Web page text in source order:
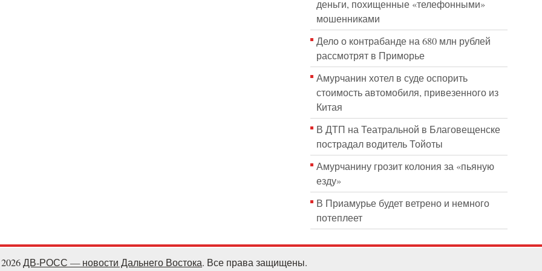
деньги, похищенные «телефонными»
мошенниками
Дело о контрабанде на 680 млн рублей
рассмотрят в Приморье
Амурчанин хотел в суде оспорить
стоимость автомобиля, привезенного из
Китая
В ДТП на Театральной в Благовещенске
пострадал водитель Тойоты
Амурчанину грозит колония за «пьяную
езду»
В Приамурье будет ветрено и немного
потеплеет
ДВ-РОСС — новости Дальнего Востока. Все права защищены.